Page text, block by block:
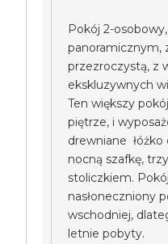
Pokój 2-
panoramicznym,
przezroczystą, z
ekskluzywnych
Ten większy
piętrze, i
drewniane łóżko
nocną szafkę,
stoliczkiem.
nasłoneczniony
wschodniej,
letnie pobyty.